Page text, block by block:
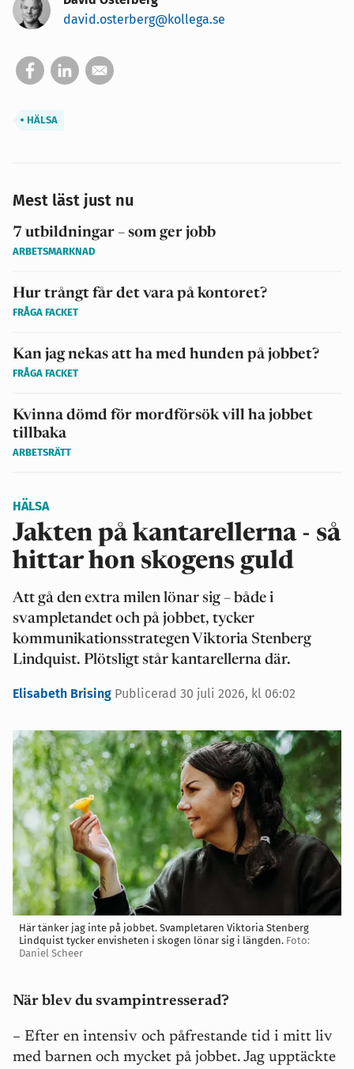
david.osterberg@kollega.se
HÄLSA
Mest läst just nu
7 utbildningar – som ger jobb
ARBETSMARKNAD
Hur trångt får det vara på kontoret?
FRÅGA FACKET
Kan jag nekas att ha med hunden på jobbet?
FRÅGA FACKET
Kvinna dömd för mordförsök vill ha jobbet
tillbaka
ARBETSRÄTT
HÄLSA
Jakten på kantarellerna - så
hittar hon skogens guld
Att gå den extra milen lönar sig – både i
svampletandet och på jobbet, tycker
kommunikationsstrategen Viktoria Stenberg
Lindquist. Plötsligt står kantarellerna där.
Elisabeth Brising Publicerad 30 juli 2026, kl 06:02
Här tänker jag inte på jobbet. Svampletaren Viktoria Stenberg
Lindquist tycker envisheten i skogen lönar sig i längden. Foto:
Daniel Scheer
När blev du svampintresserad?
– Efter en intensiv och påfrestande tid i mitt liv
med barnen och mycket på jobbet. Jag upptäckte